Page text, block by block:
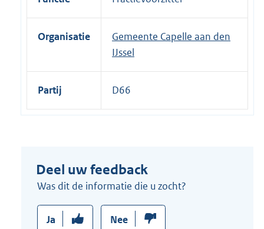
Organisatie
Gemeente Capelle aan den
IJssel
Partij D66
Deel uw feedback
Was dit de informatie die u zocht?
Ja Nee